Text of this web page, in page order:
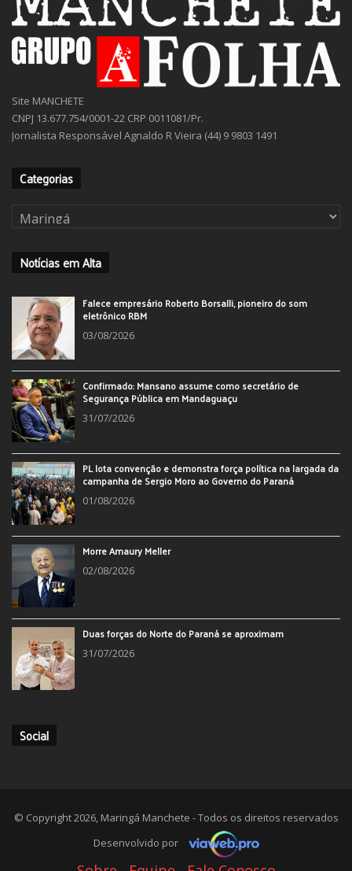
Site MANCHETE
CNPJ 13.677.754/0001-22 CRP 0011081/Pr.
Jornalista Responsável Agnaldo R Vieira (44) 9 9803 1491
Categorias
Categorias
Notícias em Alta
Falece empresário Roberto Borsalli, pioneiro do som
eletrônico RBM
03/08/2026
Confirmado: Mansano assume como secretário de
Segurança Pública em Mandaguaçu
31/07/2026
PL lota convenção e demonstra força política na largada da
campanha de Sergio Moro ao Governo do Paraná
01/08/2026
Morre Amaury Meller
02/08/2026
Duas forças do Norte do Paraná se aproximam
31/07/2026
Social
© Copyright 2026, Maringá Manchete - Todos os direitos reservados
Desenvolvido por